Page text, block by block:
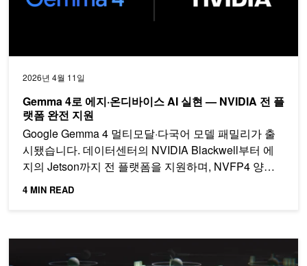
2026년 4월 11일
Gemma 4로 에지·온디바이스 AI 실현 — NVIDIA 전 플
랫폼 완전 지원
Google Gemma 4 멀티모달·다국어 모델 패밀리가 출
시됐습니다. 데이터센터의 NVIDIA Blackwell부터 에
지의 Jetson까지 전 플랫폼을 지원하며, NVFP4 양자
화·NIM 마이크로서비스·NeMo 파인튜닝으로 지금 바
4 MIN READ